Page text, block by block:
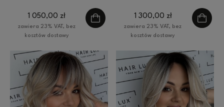
topper syntetyczny
1 050,00 zł
zawiera 23% VAT, bez
kosztów dostawy
cm HairLux jasny blond
baleyage
1 300,00 zł
zawiera 23% VAT, bez
kosztów dostawy